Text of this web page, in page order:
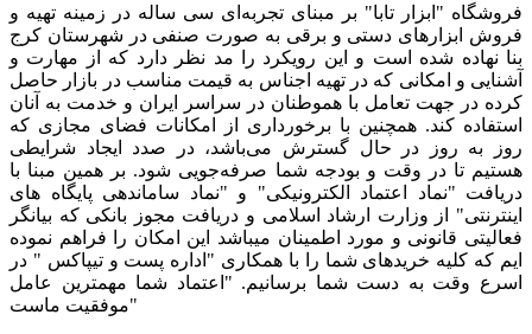
فروشگاه "ابزار تابا" بر مبنای تجربه‌ای سی ساله در زمینه تهیه و
فروش ابزارهای دستی و برقی به صورت صنفی در شهرستان کرج
بنا نهاده شده است و این رویکرد را مد نظر دارد که از مهارت و
آشنایی و امکانی که در تهیه اجناس به قیمت مناسب در بازار حاصل
کرده در جهت تعامل با هموطنان در سراسر ایران و خدمت به آنان
استفاده کند. همچنین با برخورداری از امکانات فضای مجازی که
روز به روز در حال گسترش می‌باشد، در صدد ایجاد شرایطی
هستیم تا در وقت و بودجه شما صرفه‌جویی شود. بر همین مبنا با
دریافت "نماد اعتماد الکترونیکی" و "نماد ساماندهی پایگاه های
اینترنتی" از وزارت ارشاد اسلامی و دریافت مجوز بانکی که بیانگر
فعالیتی قانونی و مورد اطمینان میباشد این امکان را فراهم نموده
ایم که کلیه خریدهای شما را با همکاری "اداره پست و تیپاکس " در
اسرع وقت به دست شما برسانیم. "اعتماد شما مهمترین عامل
موفقیت ماست"